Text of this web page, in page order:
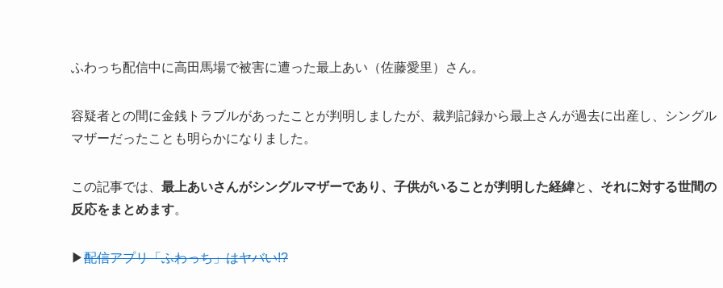
ふわっち配信中に高田馬場で被害に遭った最上あい（佐藤愛里）さん。
容疑者との間に金銭トラブルがあったことが判明しましたが、裁判記録から最上さんが過去に出産し、シングル
マザーだったことも明らかになりました。
この記事では、 最上あいさんがシングルマザーであり、子供がいることが判明した経緯と 、それに対する世間の
反応をまとめます。
▶配信アプリ「ふわっち」はヤバい!?